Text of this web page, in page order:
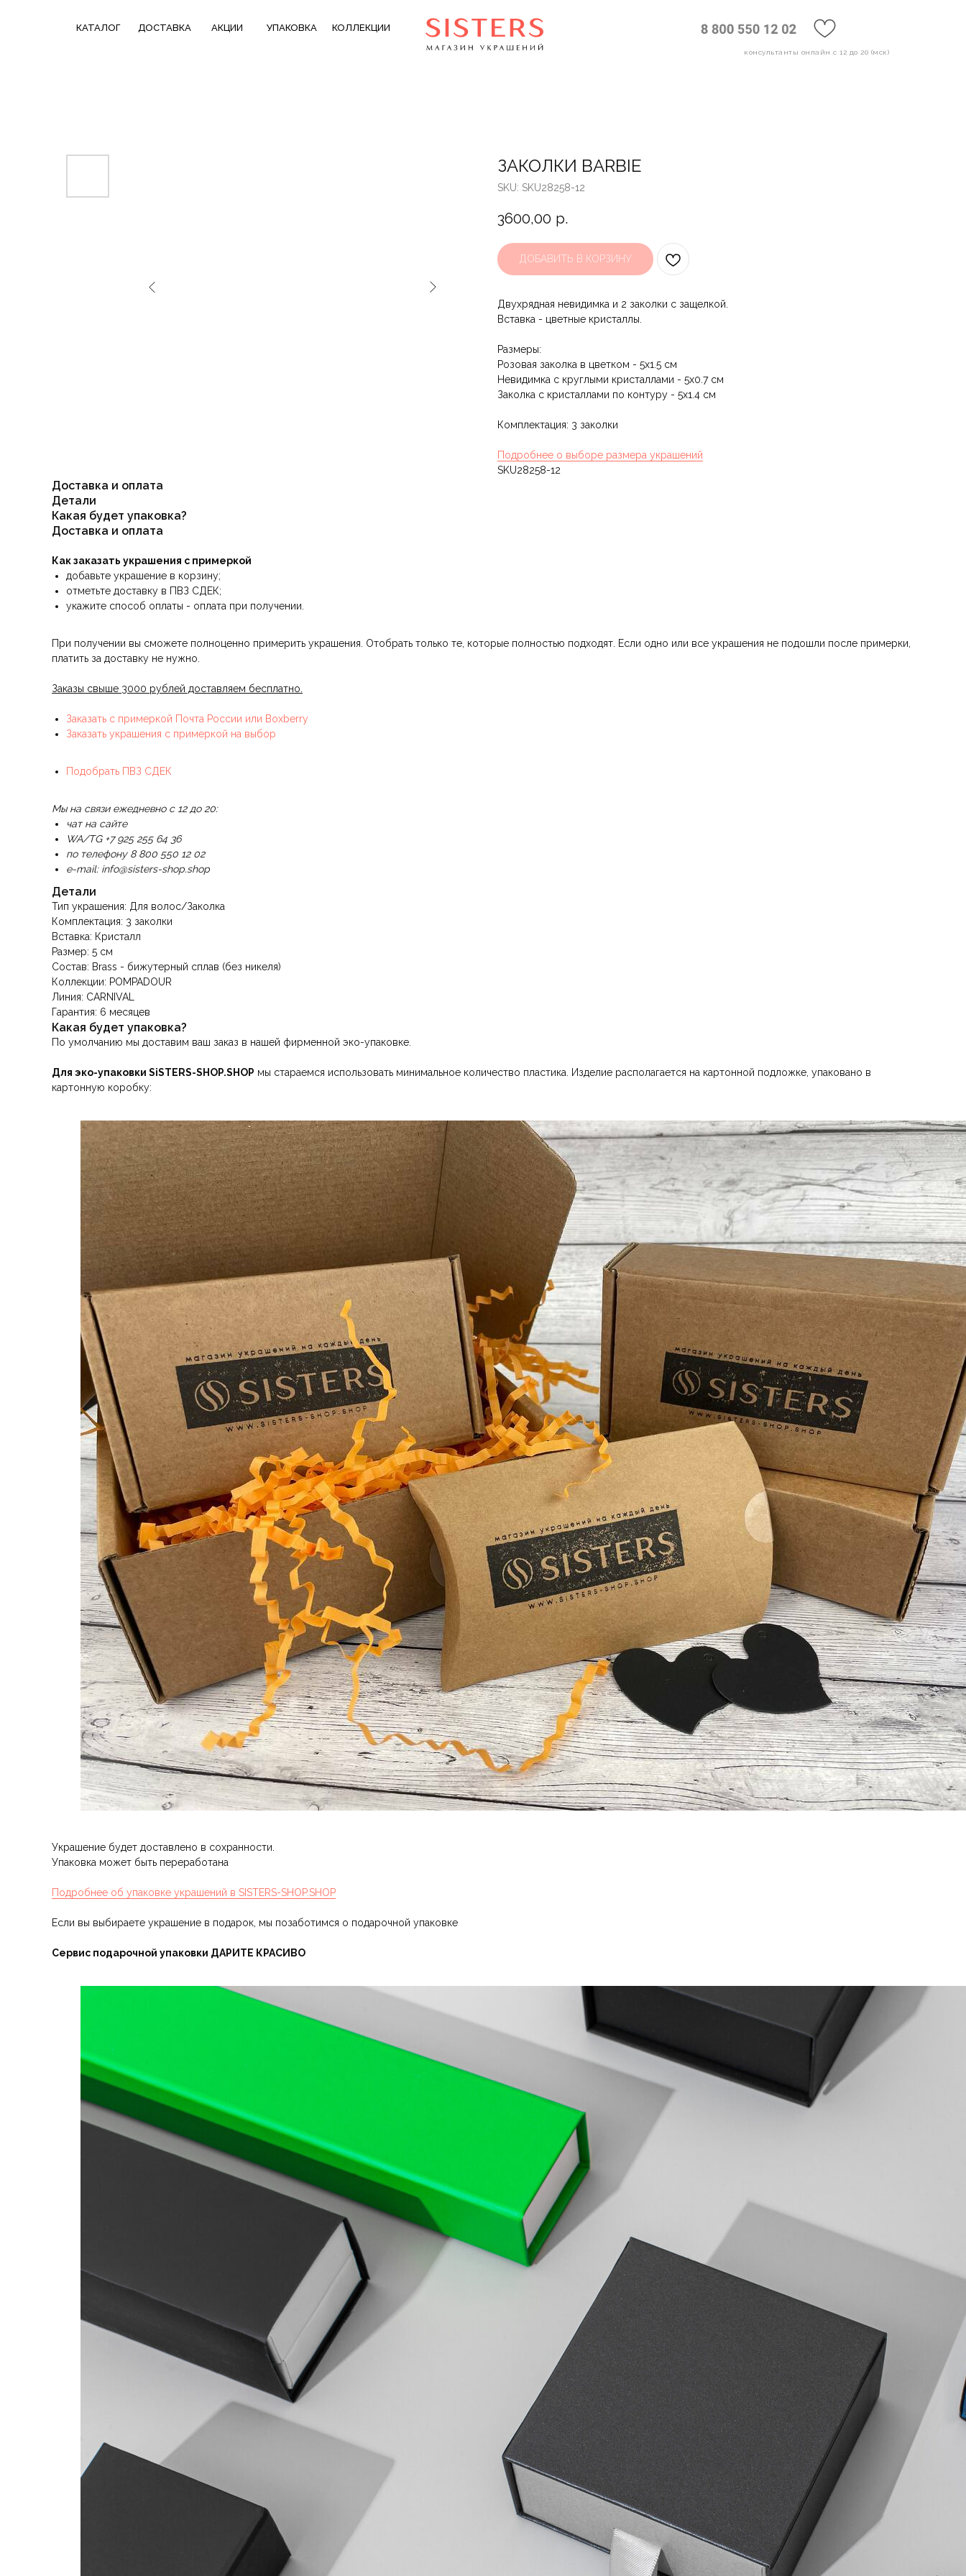
КАТАЛОГ УПАКОВКА КОЛЛЕКЦИИ
ДОСТАВКА
консультанты онлайн с 12 до 20 (мск)
АКЦИИ
ЗАКОЛКИ BARBIE
SKU: SKU28258-12
3600,00 р.
ДОБАВИТЬ В КОРЗИНУ
Двухрядная невидимка и 2 заколки с защелкой.
Вставка - цветные кристаллы.
Размеры:
Розовая заколка в цветком - 5x1.5 см
Невидимка с круглыми кристаллами - 5х0.7 см
Заколка с кристаллами по контуру - 5х1.4 см
Комплектация: 3 заколки
Подробнее о выборе размера украшений
SKU28258-12
Доставка и оплата
Детали
Какая будет упаковка?
Доставка и оплата
Как заказать украшения с примеркой
добавьте украшение в корзину;
отметьте доставку в ПВЗ СДЕК;
укажите способ оплаты - оплата при получении.
При получении вы сможете полноценно примерить украшения. Отобрать только те, которые полностью подходят. Если одно или все украшения не подошли после примерки,
платить за доставку не нужно.
Заказы свыше 3000 рублей доставляем бесплатно.
Заказать с примеркой Почта России или Boxberry
Заказать украшения с примеркой на выбор
Подобрать ПВЗ СДЕК
Мы на связи ежедневно с 12 до 20:
чат на сайте
WA/TG +7 925 255 64 36
по телефону 8 800 550 12 02
e-mail: info@sisters-shop.shop
Детали
Тип украшения: Для волос/Заколка
Комплектация: 3 заколки
Вставка: Кристалл
Размер: 5 см
Состав: Brass - бижутерный сплав (без никеля)
Коллекции: POMPADOUR
Линия: CARNIVAL
Гарантия: 6 месяцев
Какая будет упаковка?
По умолчанию мы доставим ваш заказ в нашей фирменной эко-упаковке.
Для эко-упаковки SiSTERS-SHOP.SHOP мы стараемся использовать минимальное количество пластика. Изделие располагается на картонной подложке, упаковано в
картонную коробку:
Украшение будет доставлено в сохранности.
Упаковка может быть переработана
Подробнее об упаковке украшений в SISTERS-SHOP.SHOP
Если вы выбираете украшение в подарок, мы позаботимся о подарочной упаковке
Сервис подарочной упаковки ДАРИТЕ КРАСИВО